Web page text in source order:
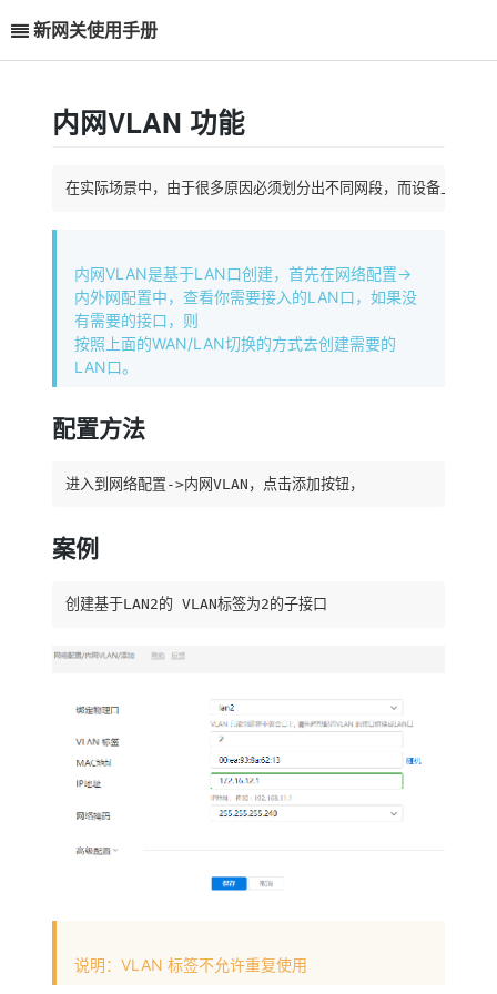
新网关使用手册
内网VLAN 功能
在实际场景中，由于很多原因必须划分出不同网段，而设备上的接
内网VLAN是基于LAN口创建，首先在网络配置->
内外网配置中，查看你需要接入的LAN口，如果没
有需要的接口，则
按照上面的WAN/LAN切换的方式去创建需要的
LAN口。
配置方法
进入到网络配置->内网VLAN，点击添加按钮，
案例
创建基于LAN2的 VLAN标签为2的子接口
说明：VLAN 标签不允许重复使用